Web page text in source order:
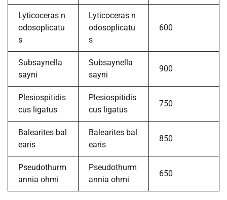
Lyticoceras n
odosoplicatu
s
Lyticoceras n
odosoplicatu
s
600
Subsaynella
sayni
Subsaynella
sayni
900
Plesiospitidis
cus ligatus
Plesiospitidis
cus ligatus
750
Balearites bal
earis
Balearites bal
earis
850
Pseudothurm
annia ohmi
Pseudothurm
annia ohmi
650